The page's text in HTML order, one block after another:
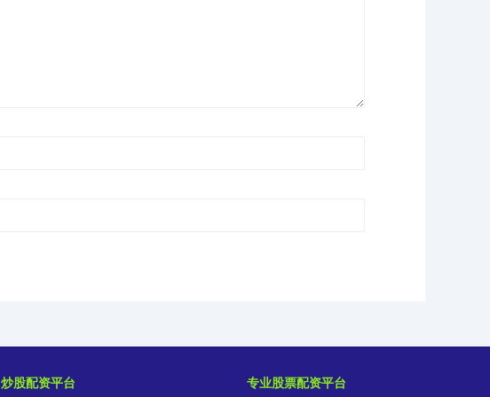
炒股配资平台 专业股票配资平台